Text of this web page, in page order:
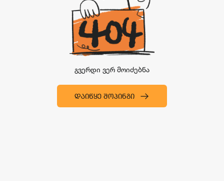
გვერდი ვერ მოიძებნა
ᲓᲐᲘᲬᲧᲔ ᲨᲝᲞᲘᲜᲒᲘ